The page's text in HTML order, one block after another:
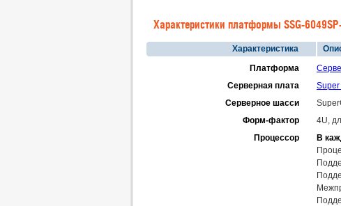
Характеристики платформы SSG-
Характеристика
Платформа
Серверная плата
Super
Серверное шасси
Форм-фактор
4U,
Процессор
В